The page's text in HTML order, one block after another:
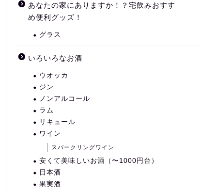
あなたの家にありますか！？宅飲みおすす
め便利グッズ！
グラス
いろいろなお酒
ウオッカ
ジン
ノンアルコール
ラム
リキュール
ワイン
スパークリングワイン
安くて美味しいお酒（〜1000円台）
日本酒
果実酒